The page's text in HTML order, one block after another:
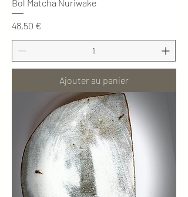
Bol Matcha Nuriwake
Prix
48,50 €
Ajouter au panier